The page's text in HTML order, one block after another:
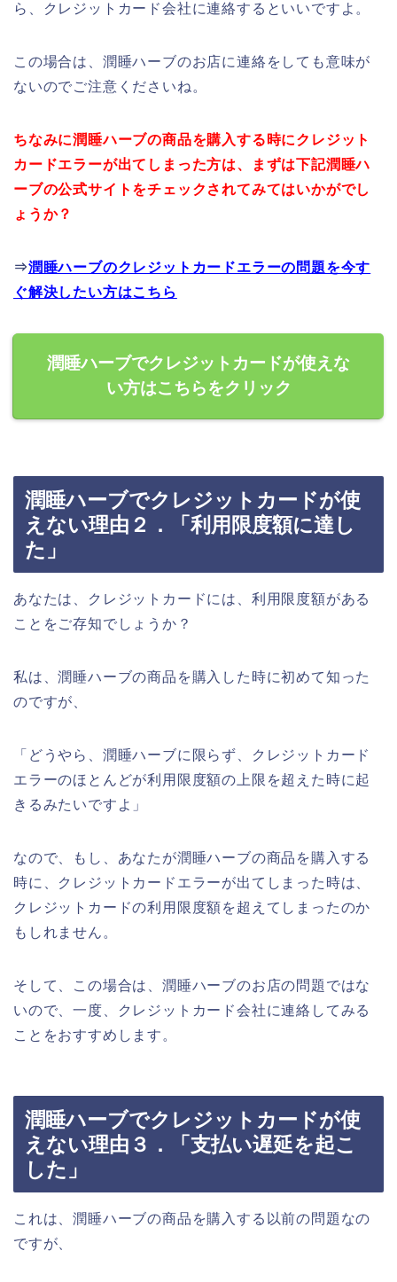
ら、クレジットカード会社に連絡するといいですよ。
この場合は、潤睡ハーブのお店に連絡をしても意味が
ないのでご注意くださいね。
ちなみに潤睡ハーブの商品を購入する時にクレジット
カードエラーが出てしまった方は、まずは下記潤睡ハ
ーブの公式サイトをチェックされてみてはいかがでし
ょうか？
⇒潤睡ハーブのクレジットカードエラーの問題を今す
ぐ解決したい方はこちら
潤睡ハーブでクレジットカードが使えな
い方はこちらをクリック
潤睡ハーブでクレジットカードが使
えない理由２．「利用限度額に達し
た」
あなたは、クレジットカードには、利用限度額がある
ことをご存知でしょうか？
私は、潤睡ハーブの商品を購入した時に初めて知った
のですが、
「どうやら、潤睡ハーブに限らず、クレジットカード
エラーのほとんどが利用限度額の上限を超えた時に起
きるみたいですよ」
なので、もし、あなたが潤睡ハーブの商品を購入する
時に、クレジットカードエラーが出てしまった時は、
クレジットカードの利用限度額を超えてしまったのか
もしれません。
そして、この場合は、潤睡ハーブのお店の問題ではな
いので、一度、クレジットカード会社に連絡してみる
ことをおすすめします。
潤睡ハーブでクレジットカードが使
えない理由３．「支払い遅延を起こ
した」
これは、潤睡ハーブの商品を購入する以前の問題なの
ですが、